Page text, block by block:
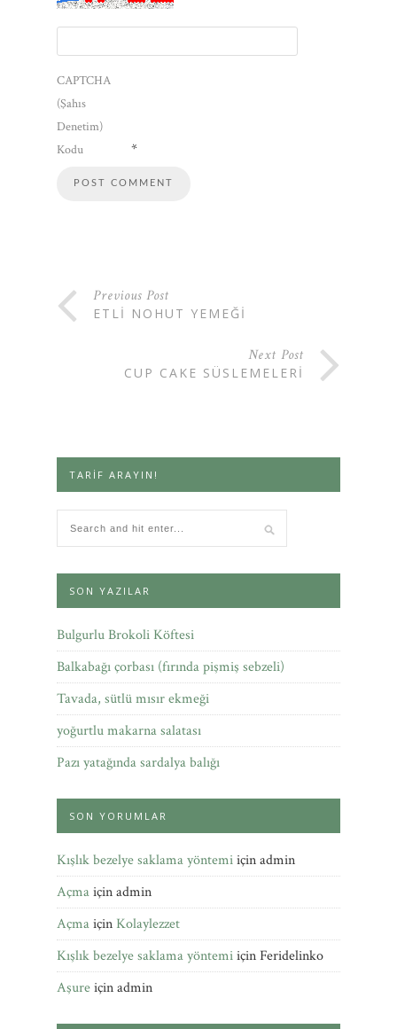
CAPTCHA
(Şahıs
Denetim)
Kodu
*
Previous Post
ETLI NOHUT YEMEĞI
Next Post
CUP CAKE SÜSLEMELERI
TARIF ARAYIN!
SON YAZILAR
Bulgurlu Brokoli Köftesi
Balkabağı çorbası (fırında pişmiş sebzeli)
Tavada, sütlü mısır ekmeği
yoğurtlu makarna salatası
Pazı yatağında sardalya balığı
SON YORUMLAR
Kışlık bezelye saklama yöntemiiçinadmin
Açmaiçinadmin
Açmaiçin Kolaylezzet
Kışlık bezelye saklama yöntemiiçinFeridelinko
Aşureiçinadmin